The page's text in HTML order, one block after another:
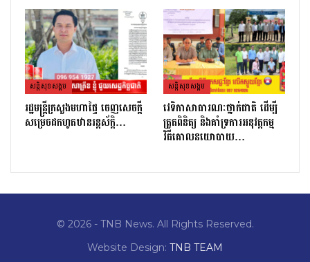
សន្តិសុខសង្គម
រដ្ឋមន្ដ្រីក្រសួងមហាផ្ទៃ ចេញសេចក្តី
សម្រេចដកហូតឋានរន្តស័ក្តិ…
សន្តិសុខសង្គម
វេទិកាសាធារណៈថ្នាក់ជាតិ ដើម្បី
ត្រួតពិនិត្យ និងគាំទ្រការអនុវត្តកម្ម
វិធីគោលនយោបាយ…
© 2026 - TNB News. All Rights Reserved.
Website Design: TNB TEAM